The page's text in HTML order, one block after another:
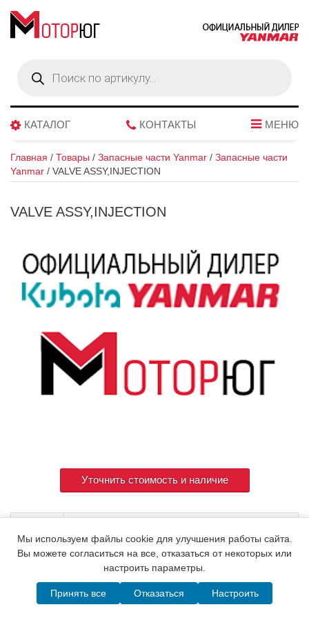
товаров
КАТАЛОГ КОНТАКТЫ МЕНЮ
Главная / Товары / Запасные части Yanmar / Запасные части
Yanmar / VALVE ASSY,INJECTION
VALVE ASSY,INJECTION
Уточнить стоимость и наличие
© 2015. Все права защищены.Мотор-Юг
Написать в MAX Telegram WhatsApp Позвонить
Мы используем файлы cookie для улучшения работы сайта.
Вы можете согласиться на все, отказаться от некоторых или
настроить параметры.
Принять все Отказаться Настроить